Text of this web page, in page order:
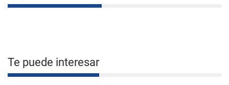
Te puede interesar